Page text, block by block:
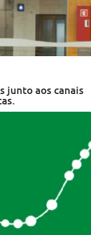
junto aos canais